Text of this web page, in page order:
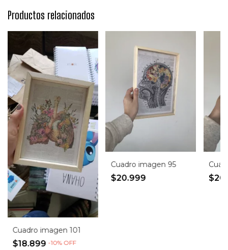
Productos relacionados
Cuadro imagen 101
$18.899 -10% OFF
Cuadro imagen 95
$20.999